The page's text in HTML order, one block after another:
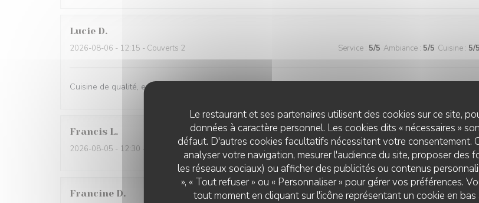
Le restaurant et ses partenaires utilisent des cookies sur ce site,
données à caractère personnel. Les cookies dits « nécessaires »
défaut. D'autres cookies facultatifs nécessitent votre consentement.
analyser votre navigation, mesurer l'audience du site, proposer des
les réseaux sociaux) ou afficher des publicités ou contenus
», « Tout refuser » ou « Personnaliser » pour gérer vos préférences.
tout moment en cliquant sur l'icône représentant un cookie en
Lucie D
2026-08-06 - 12:15 - Couverts 2 Service : 5/5 Ambiance : 5/5 Cuisine : 5/5
Cuisine de qualité, excellent service
Francis L
2026-08-05 - 12:30 - Couverts 2 Service Ambiance Cuisine /5
Francine D